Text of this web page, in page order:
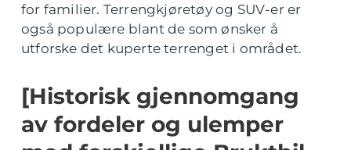
for familier. Terrengkjøretøy og SUV-er er
også populære blant de som ønsker å
utforske det kuperte terrenget i området.
[Historisk gjennomgang
av fordeler og ulemper